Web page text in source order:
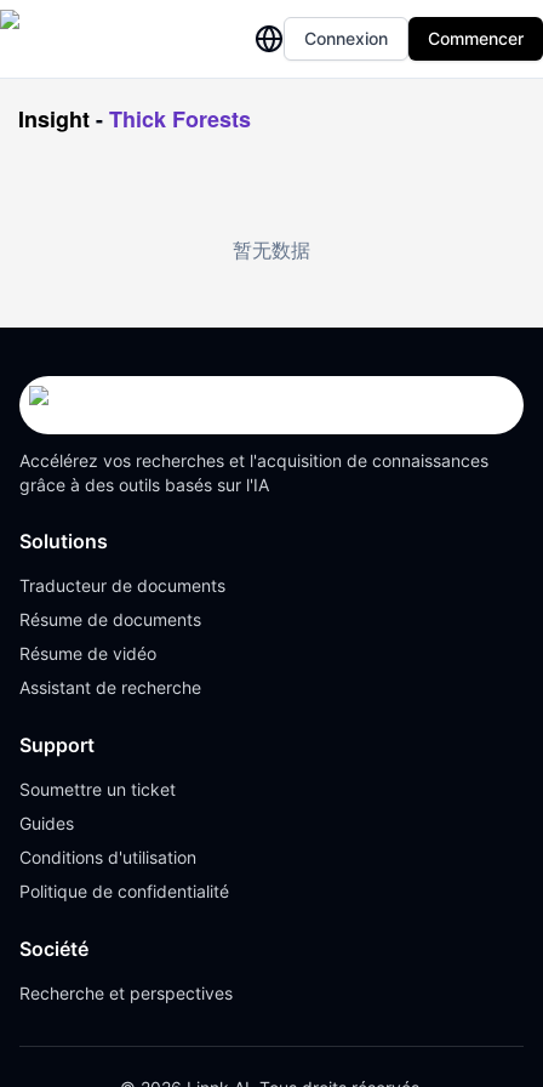
Connexion Commencer
Insight-Thick Forests
暂无数据
Accélérez vos recherches et l'acquisition de connaissances
grâce à des outils basés sur l'IA
Solutions
Traducteur de documents
Résume de documents
Résume de vidéo
Assistant de recherche
Support
Soumettre un ticket
Guides
Conditions d'utilisation
Politique de confidentialité
Société
Recherche et perspectives